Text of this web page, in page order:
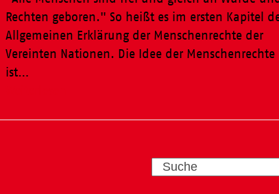
Rechten geboren." So heißt es im ersten Kapitel
Allgemeinen Erklärung der Menschenrechte der
Vereinten Nationen. Die Idee der Menschenrechte
ist…
Search